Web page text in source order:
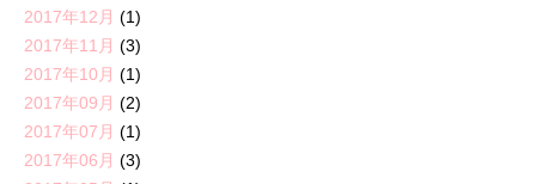
2017年12月 (1)
2017年11月 (3)
2017年10月 (1)
2017年09月 (2)
2017年07月 (1)
2017年06月 (3)